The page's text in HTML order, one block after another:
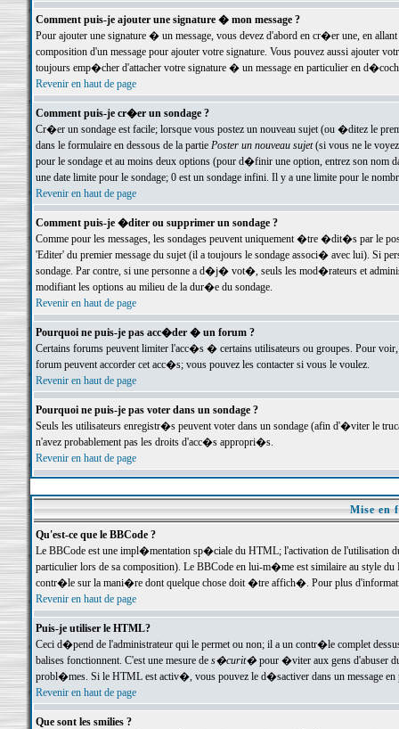
Comment puis-je ajouter une signature � mon message ?
Pour ajouter une signature � un message, vous devez d'abord en cr�er une, en
composition d'un message pour ajouter votre signature. Vous pouvez aussi ajouter
toujours emp�cher d'attacher votre signature � un message en particulier en
Revenir en haut de page
Comment puis-je cr�er un sondage ?
Cr�er un sondage est facile; lorsque vous postez un nouveau sujet (ou �ditez le
dans le formulaire en dessous de la partie Poster un nouveau sujet(si vous ne le voyez
pour le sondage et au moins deux options (pour d�finir une option, entrez son nom
une date limite pour le sondage; 0 est un sondage infini. Il y a une limite pour le
Revenir en haut de page
Comment puis-je �diter ou supprimer un sondage ?
Comme pour les messages, les sondages peuvent uniquement �tre �dit�s par le
'Editer' du premier message du sujet (il a toujours le sondage associ� avec lui). Si
sondage. Par contre, si une personne a d�j� vot�, seuls les mod�rateurs et
modifiant les options au milieu de la dur�e du sondage.
Revenir en haut de page
Pourquoi ne puis-je pas acc�der � un forum ?
Certains forums peuvent limiter l'acc�s � certains utilisateurs ou groupes. Pour
forum peuvent accorder cet acc�s; vous pouvez les contacter si vous le voulez.
Revenir en haut de page
Pourquoi ne puis-je pas voter dans un sondage ?
Seuls les utilisateurs enregistr�s peuvent voter dans un sondage (afin d'�viter le
n'avez probablement pas les droits d'acc�s appropri�s.
Revenir en haut de page
Mise en
Qu'est-ce que le BBCode ?
Le BBCode est une impl�mentation sp�ciale du HTML; l'activation de l'utilisation
particulier lors de sa composition). Le BBCode en lui-m�me est similaire au style
contr�le sur la mani�re dont quelque chose doit �tre affich�. Pour plus
Revenir en haut de page
Puis-je utiliser le HTML?
Ceci d�pend de l'administrateur qui le permet ou non; il a un contr�le complet
balises fonctionnent. C'est une mesure de s�curit�pour �viter aux gens d'abuser
probl�mes. Si le HTML est activ�, vous pouvez le d�sactiver dans un message en
Revenir en haut de page
Que sont les smilies ?